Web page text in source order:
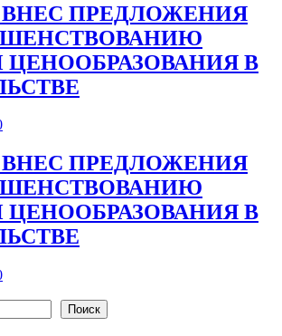
ПРЕДЛОЖЕНИЯ
В
ПРЕДЛОЖЕНИЯ
В
Поиск